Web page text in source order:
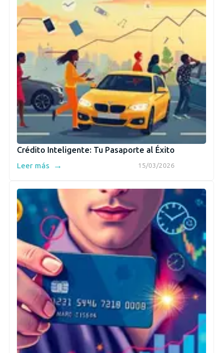
Crédito Inteligente: Tu Pasaporte al Éxito
15/03/2026
Leer más →